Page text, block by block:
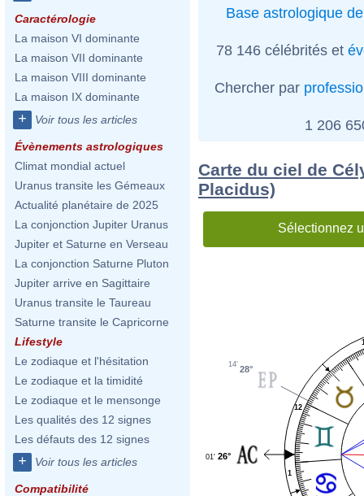
Caractérologie
La maison VI dominante
La maison VII dominante
La maison VIII dominante
La maison IX dominante
+ Voir tous les articles
Évènements astrologiques
Climat mondial actuel
Uranus transite les Gémeaux
Actualité planétaire de 2025
La conjonction Jupiter Uranus
Jupiter et Saturne en Verseau
La conjonction Saturne Pluton
Jupiter arrive en Sagittaire
Uranus transite le Taureau
Saturne transite le Capricorne
Lifestyle
Le zodiaque et l'hésitation
Le zodiaque et la timidité
Le zodiaque et le mensonge
Les qualités des 12 signes
Les défauts des 12 signes
+ Voir tous les articles
Compatibilité
Base astrologique
78 146 célébrités et
Chercher par
1 206
Carte du ciel de
Placidus)
Sélectionnez
1
12
28°
14'
26°
01'